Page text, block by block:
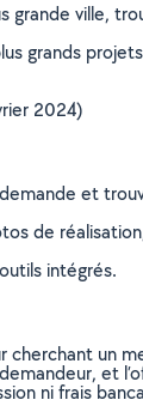
ville,
grands
2024)
et
de
intégrés.
un
et
ni frais